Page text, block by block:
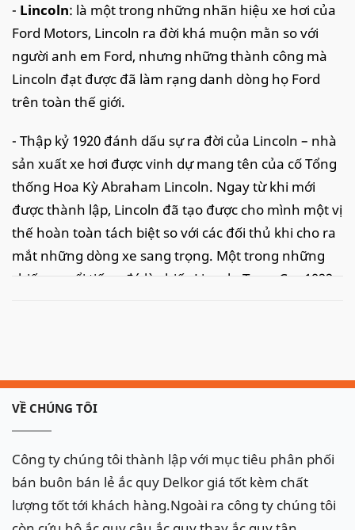
- Lincoln: là một trong những nhãn hiệu xe hơi của
Ford Motors, Lincoln ra đời khá muộn mằn so với
người anh em Ford, nhưng những thành công mà
Lincoln đạt được đã làm rạng danh dòng họ Ford
trên toàn thế giới.
- Thập kỷ 1920 đánh dấu sự ra đời của Lincoln – nhà
sản xuất xe hơi được vinh dự mang tên của cố Tổng
thống Hoa Kỳ Abraham Lincoln. Ngay từ khi mới
được thành lập, Lincoln đã tạo được cho mình một vị
thế hoàn toàn tách biệt so với các đối thủ khi cho ra
mắt những dòng xe sang trọng. Một trong những
chiếc xe nổi tiếng đó là chiếc Lincoln Town Car 1922,
lựa chọn hàng đầu của những người nổi tiếng và
những gia đình quý tộc, trong đó phải kể đến
Thomas Edison, W.C. Fields và Herbert Hoover.
Đại lý ắc quy Delkor chuyên
phân phối - bán buôn - bán
VỀ CHÚNG TÔI
Công ty chúng tôi thành lập với mục tiêu phân phối
bán buôn bán lẻ ắc quy Delkor giá tốt kèm chất
lượng tốt tới khách hàng.Ngoài ra công ty chúng tôi